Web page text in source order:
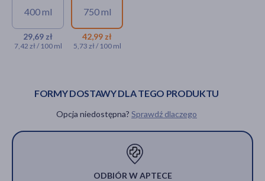
400 ml
29,69 zł
7,42 zł / 100 ml
Oillan, olejkowy żel do mycia,
400 ml
750 ml
42,99 zł
5,73 zł / 100 ml
FORMY DOSTAWY DLA TEGO PRODUKTU
Opcja niedostępna? Sprawdź dlaczego
ODBIÓR W APTECE